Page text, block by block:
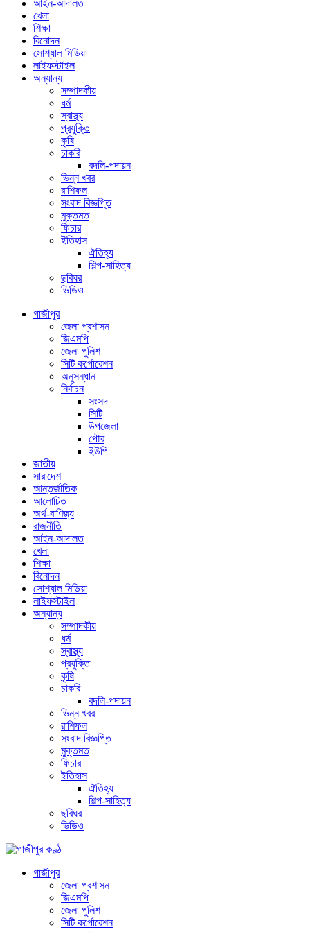
আইন-আদালত
খেলা
শিক্ষা
বিনোদন
সোশ্যাল মিডিয়া
লাইফস্টাইল
অন্যান্য
সম্পাদকীয়
ধর্ম
স্বাস্থ্য
প্রযুক্তি
কৃষি
চাকরি
বদলি-পদায়ন
ভিন্ন খবর
রাশিফল
সংবাদ বিজ্ঞপ্তি
মুক্তমত
ফিচার
ইতিহাস
ঐতিহ্য
শিল্প-সাহিত্য
ছবিঘর
ভিডিও
গাজীপুর
জেলা প্রশাসন
জিএমপি
জেলা পুলিশ
সিটি কর্পোরেশন
অনুসন্ধান
নির্বাচন
সংসদ
সিটি
উপজেলা
পৌর
ইউপি
জাতীয়
সারাদেশ
আন্তর্জাতিক
আলোচিত
অর্থ-বাণিজ্য
রাজনীতি
আইন-আদালত
খেলা
শিক্ষা
বিনোদন
সোশ্যাল মিডিয়া
লাইফস্টাইল
অন্যান্য
সম্পাদকীয়
ধর্ম
স্বাস্থ্য
প্রযুক্তি
কৃষি
চাকরি
বদলি-পদায়ন
ভিন্ন খবর
রাশিফল
সংবাদ বিজ্ঞপ্তি
মুক্তমত
ফিচার
ইতিহাস
ঐতিহ্য
শিল্প-সাহিত্য
ছবিঘর
ভিডিও
গাজীপুর
জেলা প্রশাসন
জিএমপি
জেলা পুলিশ
সিটি কর্পোরেশন